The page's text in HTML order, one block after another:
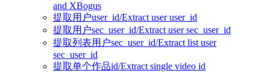
and XBogus
提取用户user_id/Extract user user_id
提取用户sec_user_id/Extract user sec_user_id
提取列表用户sec_user_id/Extract list user
sec_user_id
提取单个作品id/Extract single video id